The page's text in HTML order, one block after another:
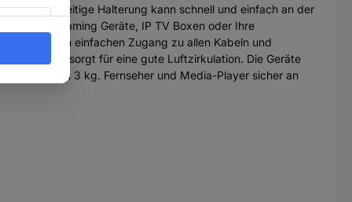
Die vielseitige Halterung kann schnell und einfach an der
für Streaming Geräte, IP TV Boxen oder Ihre
einen einfachen Zugang zu allen Kabeln und
Halterung sorgt für eine gute Luftzirkulation. Die Geräte
von bis zu 3 kg. Fernseher und Media-Player sicher an